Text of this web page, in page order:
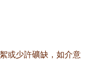
或少許礦缺，如介意